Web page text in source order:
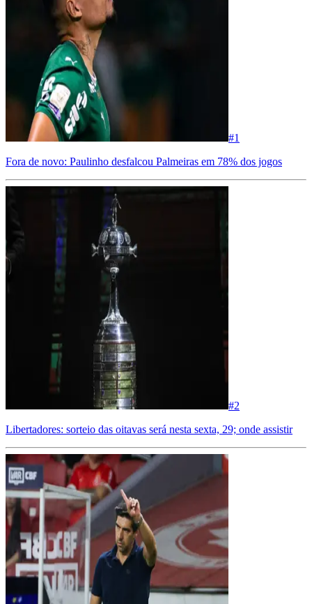
#1
Fora de novo: Paulinho desfalcou Palmeiras em 78% dos jogos
#2
Libertadores: sorteio das oitavas será nesta sexta, 29; onde assistir